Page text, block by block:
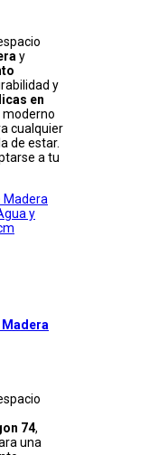
y
y
en
moderno
cualquier
de estar.
a tu
74,
una